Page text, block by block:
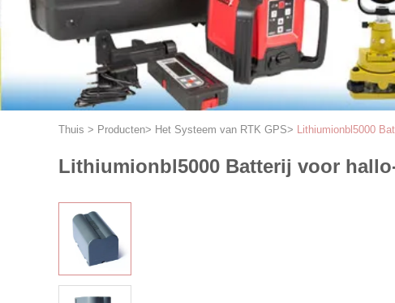
Thuis > Producten> Het Systeem van RTK GPS> Lithiumionbl5000
Lithiumionbl5000 Batterij voor hallo-